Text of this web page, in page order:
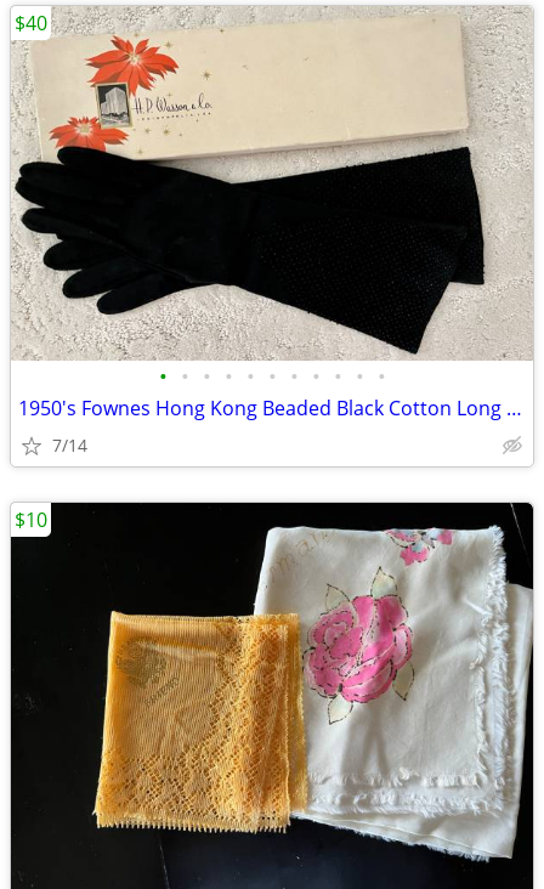
• • • • • • • • • • •
1950's Fownes Hong Kong Beaded Black Cotton Long Gloves 7.5 Mint NEW
7/14
$40
$10